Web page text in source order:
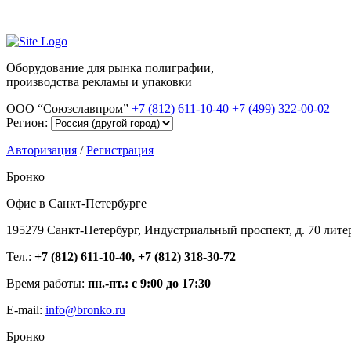
Оборудование для рынка полиграфии,
производства рекламы и упаковки
ООО “Союзславпром” +7 (812) 611-10-40 +7 (499) 322-00-02
Регион:
Авторизация /Регистрация
Бронко
Офис в Санкт-Петербурге
195279 Санкт-Петербург, Индустриальный проспект, д. 70
Тел.: +7 (812) 611-10-40, +7 (812) 318-30-72
Время работы: пн.-пт.: с 9:00 до 17:30
E-mail: info@bronko.ru
Бронко